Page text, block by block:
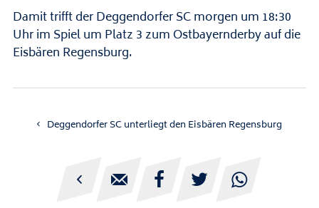
Damit trifft der Deggendorfer SC morgen um 18:30
Uhr im Spiel um Platz 3 zum Ostbayernderby auf die
Eisbären Regensburg.
Deggendorfer SC unterliegt den Eisbären Regensburg
    